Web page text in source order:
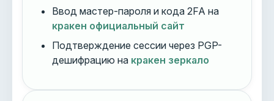
Ввод мастер-пароля и кода 2FA на
кракен официальный сайт
Подтверждение сессии через PGP-
дешифрацию на кракен зеркало